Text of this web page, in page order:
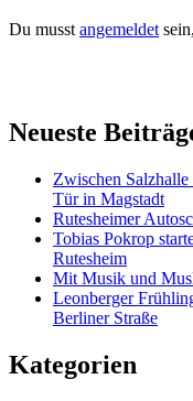
Du musst angemeldet
Neueste
Zwischen
Tür in Magstadt
Rutesheimer
Tobias Pokrop
Rutesheim
Mit Musik und
Leonberger
Berliner Straße
Kategorien